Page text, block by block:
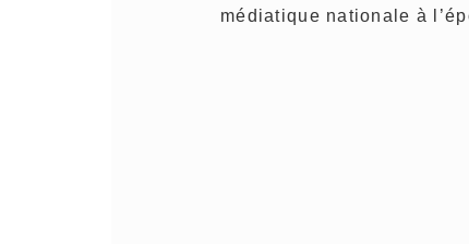
médiatique nationale à